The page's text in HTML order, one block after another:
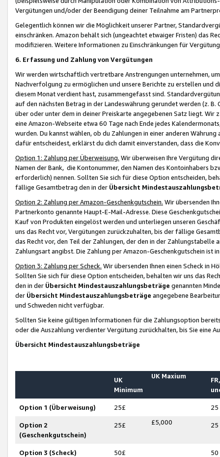
Vergütungen und/oder der Beendigung deiner Teilnahme am
Gelegentlich können wir die Möglichkeit unserer Partner,
einschränken. Amazon behält sich (ungeachtet etwaiger Fristen) das
modifizieren. Weitere Informationen zu Einschränkungen für
6. Erfassung und Zahlung von Vergütungen
Wir werden wirtschaftlich vertretbare Anstrengungen unternehmen,
Nachverfolgung zu ermöglichen und unsere Berichte zu erstellen und
diesem Monat verdient hast, zusammengefasst sind.
auf den nächsten Betrag in der Landeswährung gerundet werden (z.
über oder unter dem in deiner Preiskarte angegebenen Satz liegt.
eine Amazon-Webseite etwa 60 Tage nach Ende jedes
wurden. Du kannst wählen, ob du Zahlungen in einer anderen
dafür entscheidest, erklärst du dich damit einverstanden, dass die
Option 1: Zahlung per Überweisung. Wir überweisen Ihre Vergütung
Namen der Bank, die Kontonummer, den Namen des Kontoinhabers
erforderlich) nennen. Sollten Sie sich für diese Option entscheiden,
fällige Gesamtbetrag den in der Übersicht
Option 2: Zahlung per Amazon-Geschenkgutschein. Wir übersenden
Partnerkonto genannte Haupt-E-Mail-Adresse. Diese
Kauf von Produkten eingelöst werden und unterliegen unseren
uns das Recht vor, Vergütungen zurückzuhalten, bis der fällige
das Recht vor, den Teil der Zahlungen, der den in der
Zahlungsart angibst. Die Zahlung per Amazon-Geschenkgutschein ist
Option 3: Zahlung per Scheck. Wir übersenden Ihnen einen Scheck in
Sollten Sie sich für diese Option entscheiden, behalten wir uns das
den in der Übersicht Mindestauszahlungsbeträge genannten
der Übersicht Mindestauszahlungsbeträge angegebene
und Schweden nicht verfügbar.
Sollten Sie keine gültigen Informationen für die Zahlungsoption
oder die Auszahlung verdienter Vergütung zurückhalten, bis Sie
Übersicht Mindestauszahlungsbeträge
UK
Minimum
UK Maxium
Option 1 (Überweisung) 25£ 25
Option 2
(Geschenkgutschein)
25£ £5,000 25
Option 3 (Scheck) 50£ 50